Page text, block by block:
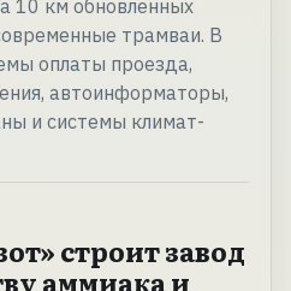
10 км обновленных
трамваи. В
оплаты проезда,
автоинформаторы,
и системы климат-
строит завод
аммиака и